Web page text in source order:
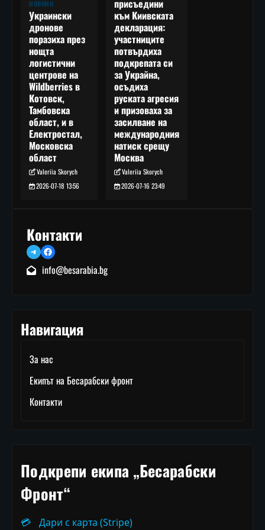
НОВИНИ
Украински
дронове
поразиха през
нощта
логистични
центрове на
Wildberries в
Котовск,
Тамбовска
област, и в
Електростал,
Московска
област
Valeriia Skorych
2026-07-18 13:56
присъедини
към Киивската
декларация:
участниците
потвърдиха
подкрепата си
за Украйна,
осъдиха
руската агресия
и призоваха за
засилване на
международния
натиск срещу
Москва
Valeriia Skorych
2026-07-16 23:49
Контакти
TelegramFacebook
info@besarabia.bg
Навигация
За нас
Екипът на Бесарабски фронт
Контакти
Подкрепи екипа „Бесарабски
Фронт“
💳 Дари с карта (Stripe)